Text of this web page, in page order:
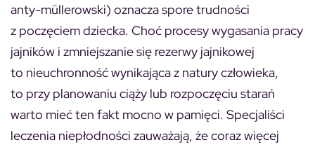
anty-müllerowski) oznacza spore trudności
z poczęciem dziecka. Choć procesy wygasania pracy
jajników i zmniejszanie się rezerwy jajnikowej
to nieuchronność wynikająca z natury człowieka,
to przy planowaniu ciąży lub rozpoczęciu starań
warto mieć ten fakt mocno w pamięci. Specjaliści
leczenia niepłodności zauważają, że coraz więcej